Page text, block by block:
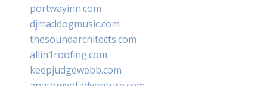
portwayinn.com
djmaddogmusic.com
thesoundarchitects.com
allin1roofing.com
keepjudgewebb.com